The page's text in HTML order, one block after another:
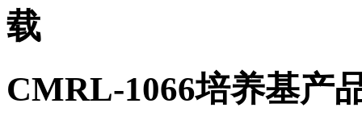
载
CMRL-1066培养基产